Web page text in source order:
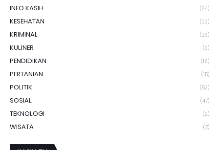
INFO KASIH (24)
KESEHATAN (22)
KRIMINAL (29)
KULINER (9)
PENDIDIKAN (16)
PERTANIAN (15)
POLITIK (52)
SOSIAL (47)
TEKNOLOGI (2)
WISATA (7)